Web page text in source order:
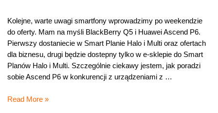
Kolejne, warte uwagi smartfony wprowadzimy po weekendzie
do oferty. Mam na myśli BlackBerry Q5 i Huawei Ascend P6.
Pierwszy dostaniecie w Smart Planie Halo i Multi oraz ofertach
dla biznesu, drugi będzie dostepny tylko w e-sklepie do Smart
Planów Halo i Multi. Szczególnie ciekawy jestem, jak poradzi
sobie Ascend P6 w konkurencji z urządzeniami z …
Ascend
Read More »